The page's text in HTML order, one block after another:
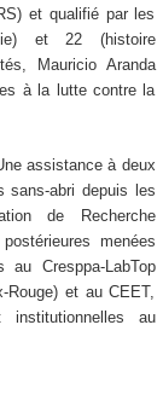
et qualifié par les
et 22 (histoire
Mauricio Aranda
à la lutte contre la
assistance à deux
sans-abri depuis les
de Recherche
menées
Cresppa-LabTop
Rouge) et au CEET,
institutionnelles au